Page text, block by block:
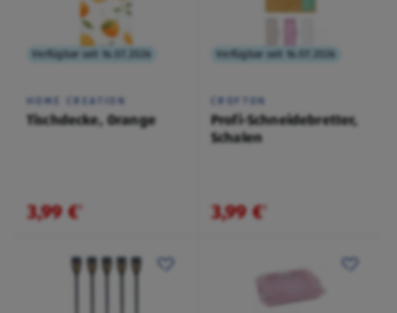
Verfügbar seit 16.07.2026
HOME CREATION
Tischdecke, Orange
3,99 €¹
Verfügbar seit 16.07.2026
CROFTON
Profi-Schneidebretter,
Schalen
3,99 €¹